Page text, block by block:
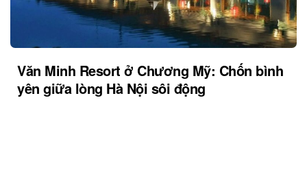
Văn Minh Resort ở Chương Mỹ: Chốn bình
yên giữa lòng Hà Nội sôi động